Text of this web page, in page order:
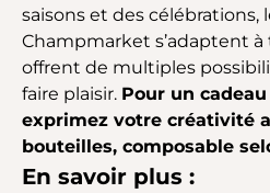
saisons et des célébrations,
Champmarket s’adaptent
offrent de multiples
faire plaisir. Pour un
exprimez votre créativité
bouteilles, composable
En savoir plus :